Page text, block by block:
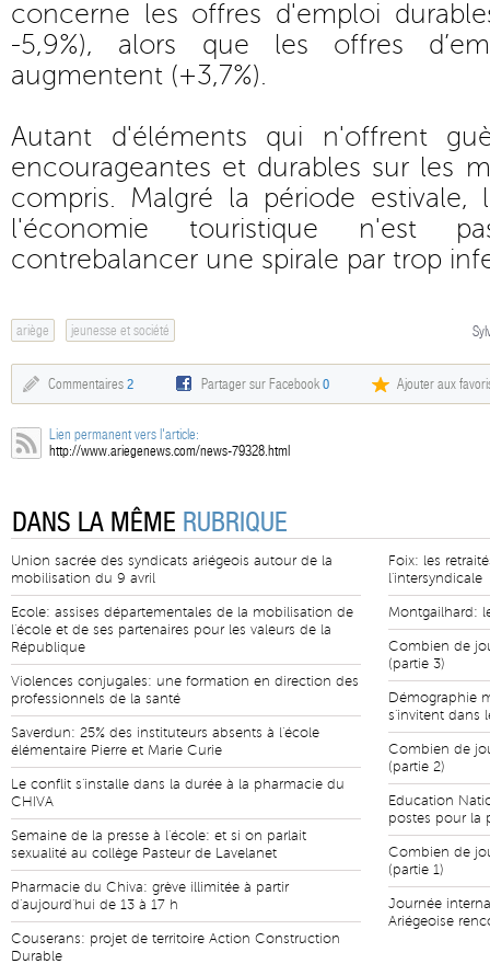
concerne les offres d'emploi
-5,9%), alors que les offres
augmentent (+3,7%).
Autant d'éléments qui n'offrent
encourageantes et durables sur les
compris. Malgré la période estivale,
l'économie touristique n'est
contrebalancer une spirale par trop
ariège jeunesse et société
Commentaires 2 Partager sur Facebook0 Ajouter aux
Lien permanent vers l'article:
http://www.ariegenews.com/news-79328.html
DANS LA MÊME RUBRIQUE
Union sacrée des syndicats ariégeois autour de la
mobilisation du 9 avril
Ecole: assises départementales de la mobilisation de
l'école et de ses partenaires pour les valeurs de la
République
Violences conjugales: une formation en direction des
professionnels de la santé
Saverdun: 25% des instituteurs absents à l'école
élémentaire Pierre et Marie Curie
Le conflit s'installe dans la durée à la pharmacie du
CHIVA
Semaine de la presse à l'école: et si on parlait
sexualité au collège Pasteur de Lavelanet
Pharmacie du Chiva: grève illimitée à partir
d'aujourd'hui de 13 à 17 h
Couserans: projet de territoire Action Construction
Durable
Foix: les
l'intersyndicale
Montgailhard:
Combien de
(partie 3)
Démographie
s'invitent dans
Combien de
(partie 2)
Education
postes pour la
Combien de
(partie 1)
Journée
Ariégeoise